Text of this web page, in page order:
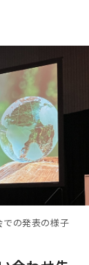
での発表の様子